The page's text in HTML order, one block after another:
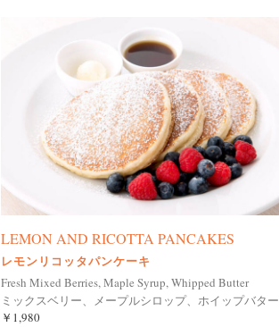
LEMON AND RICOTTA PANCAKES
レモンリコッタパンケーキ
Fresh Mixed Berries, Maple Syrup, Whipped Butter
ミックスベリー、メープルシロップ、ホイップバター
￥1,980